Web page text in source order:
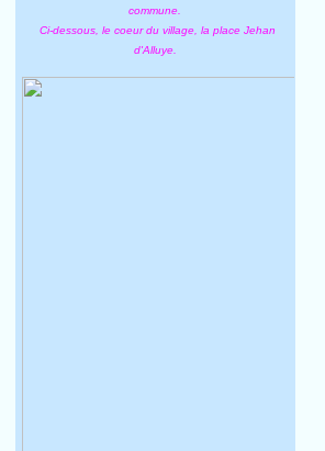
commune.
Ci-dessous, le coeur du village, la place Jehan
d'Alluye.